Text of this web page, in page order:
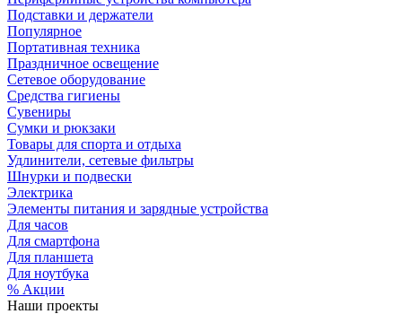
Подставки и держатели
Популярное
Портативная техника
Праздничное освещение
Сетевое оборудование
Средства гигиены
Сувениры
Сумки и рюкзаки
Товары для спорта и отдыха
Удлинители, сетевые фильтры
Шнурки и подвески
Электрика
Элементы питания и зарядные устройства
Для часов
Для смартфона
Для планшета
Для ноутбука
% Акции
Наши проекты